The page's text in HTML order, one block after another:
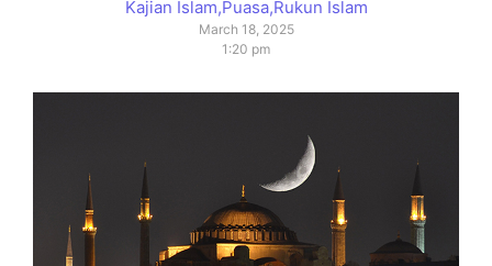
Kajian Islam,Puasa,Rukun Islam
March 18, 2025
1:20 pm